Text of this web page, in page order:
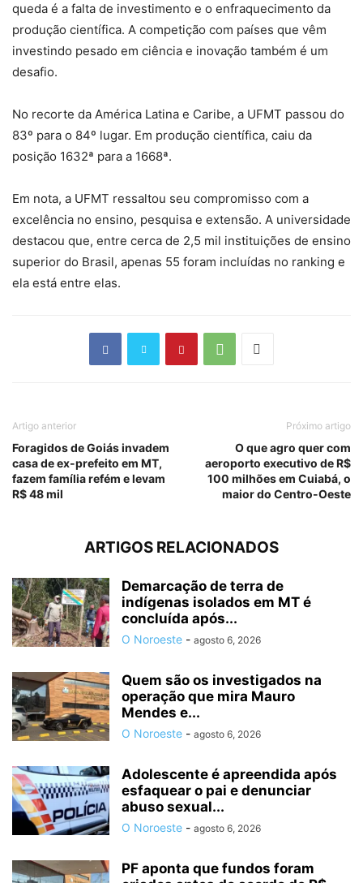
queda é a falta de investimento e o enfraquecimento da
produção científica. A competição com países que vêm
investindo pesado em ciência e inovação também é um
desafio.
No recorte da América Latina e Caribe, a UFMT passou do
83º para o 84º lugar. Em produção científica, caiu da
posição 1632ª para a 1668ª.
Em nota, a UFMT ressaltou seu compromisso com a
excelência no ensino, pesquisa e extensão. A universidade
destacou que, entre cerca de 2,5 mil instituições de ensino
superior do Brasil, apenas 55 foram incluídas no ranking e
ela está entre elas.
Artigo anterior
Foragidos de Goiás invadem
casa de ex-prefeito em MT,
fazem família refém e levam
R$ 48 mil
Próximo artigo
O que agro quer com
aeroporto executivo de R$
100 milhões em Cuiabá, o
maior do Centro-Oeste
ARTIGOS RELACIONADOS
Demarcação de terra de
indígenas isolados em MT é
concluída após...
O Noroeste - agosto 6, 2026
Quem são os investigados na
operação que mira Mauro
Mendes e...
O Noroeste - agosto 6, 2026
Adolescente é apreendida após
esfaquear o pai e denunciar
abuso sexual...
O Noroeste - agosto 6, 2026
PF aponta que fundos foram